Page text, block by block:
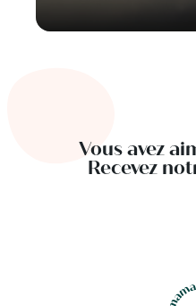
Vous avez
Recevez